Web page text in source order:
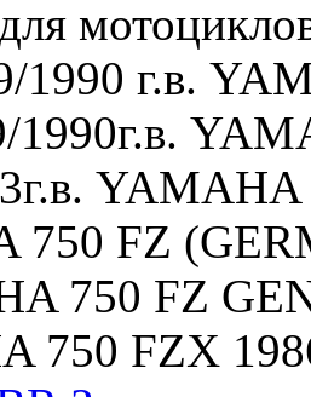
1990 г.в.
1990г.в.
750 FZ
750 FZ
750 FZX